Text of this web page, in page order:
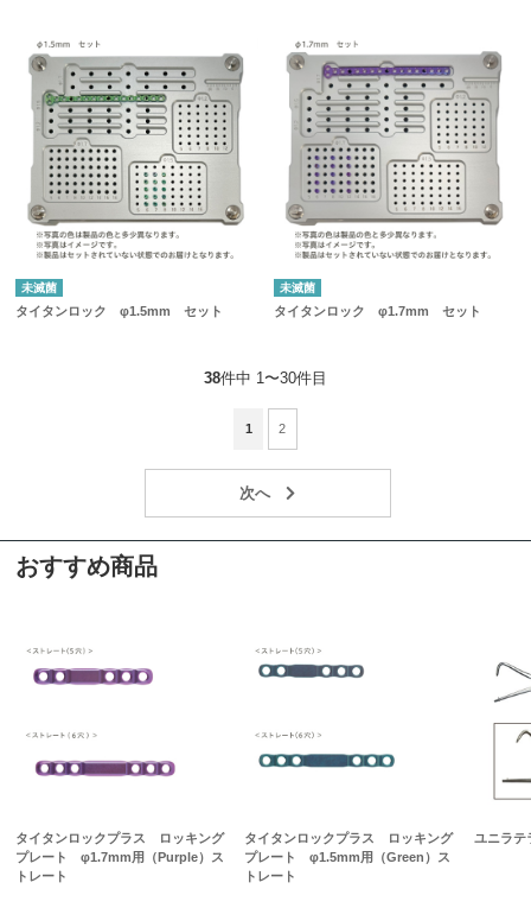
未滅菌
タイタンロック φ1.5mm セット
未滅菌
タイタンロック φ1.7mm セット
38件中 1〜30件目
1 2
おすすめ商品
タイタンロックプラス ロッキング
プレート φ1.7mm用（Purple）ス
トレート
タイタンロックプラス ロッキング
プレート φ1.5mm用（Green）ス
トレート
ユニラテ